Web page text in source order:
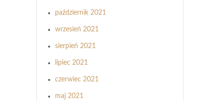
październik 2021
wrzesień 2021
sierpień 2021
lipiec 2021
czerwiec 2021
maj 2021